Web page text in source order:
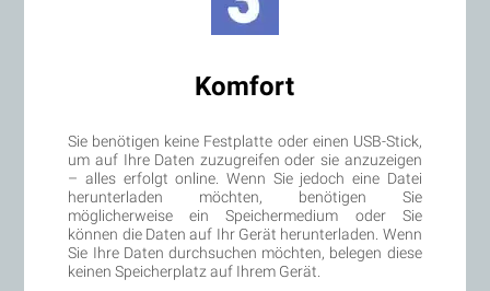
Komfort
Sie benötigen keine Festplatte oder einen USB-Stick,
um auf Ihre Daten zuzugreifen oder sie anzuzeigen
– alles erfolgt online. Wenn Sie jedoch eine Datei
herunterladen möchten, benötigen Sie
möglicherweise ein Speichermedium oder Sie
können die Daten auf Ihr Gerät herunterladen. Wenn
Sie Ihre Daten durchsuchen möchten, belegen diese
keinen Speicherplatz auf Ihrem Gerät.